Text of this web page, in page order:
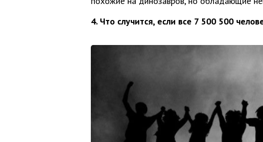
4. Что случится, если все 7 500 500